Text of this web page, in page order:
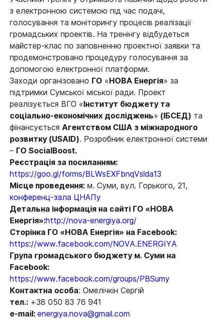
з електронною системою під час подачі,
голосування та моніторингу процесів реалізації
громадських проектів. На тренінгу відбудеться
майстер-клас по заповненню проектної заявки та
продемонстровано процедуру голосування за
допомогою електронної платформи.
Заходи організовано ГО «НОВА Енергія» за
підтримки Сумської міської ради. Проект
реалізується ВГО «Інститут бюджету та
соціально-економічних досліджень» (ІБСЕД) та
фінансується Агентством США з міжнародного
розвитку (USAID). Розробник електронної системи
– ГО SocialBoost.
Реєстрація за посиланням:
https://goo.gl/forms/BLWsEXFbnqVslda13
Місце проведення: м. Суми, вул. Горького, 21,
конференц-зала ЦНАПу
Детальна інформація на сайті ГО «НОВА
Енергія»:http://nova-energiya.org/
Сторінка ГО «НОВА Енергія» на Facebook:
https://www.facebook.com/NOVA.ENERGIYA
Група громадського бюджету м. Суми на
Facebook:
https://www.facebook.com/groups/PBSumy
Контактна особа: Омелічкін Сергій
тел.: +38 050 83 76 941
e-mail: energiya.nova@gmail.com